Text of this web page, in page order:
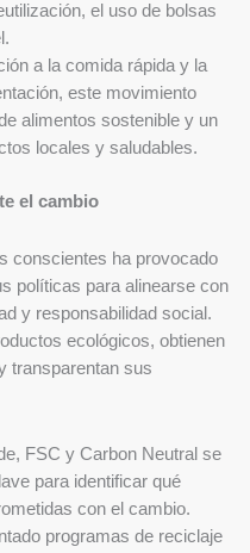
el uso de bolsas
a la comida rápida y la
este movimiento
alimentos sostenible y un
locales y saludables.
el cambio
conscientes ha provocado
políticas para alinearse con
y responsabilidad social.
ecológicos, obtienen
transparentan sus
FSC y Carbon Neutral se
para identificar qué
con el cambio.
programas de reciclaje